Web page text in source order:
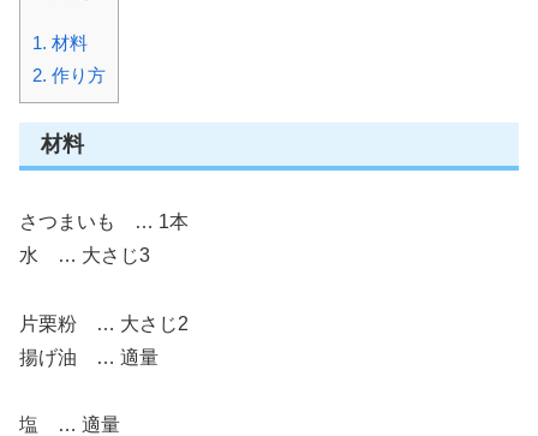
1. 材料
2. 作り方
材料
さつまいも … 1本
水 … 大さじ3
片栗粉 … 大さじ2
揚げ油 … 適量
塩 … 適量